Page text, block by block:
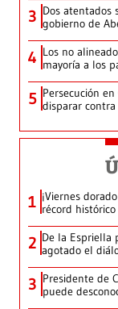
3 Dos atentados
gobierno de
4 Los no
mayoría a los
5 Persecución
disparar
1 ¡Viernes
récord
2 De la Espriella
agotado el
3 Presidente de
puede